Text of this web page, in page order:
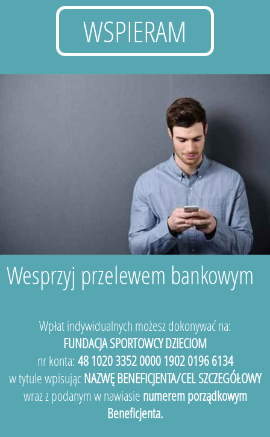
WSPIERAM
Wesprzyj przelewem bankowym
Wpłat indywidualnych możesz dokonywać na:
FUNDACJA SPORTOWCY DZIECIOM
nr konta: 48 1020 3352 0000 1902 0196 6134
w tytule wpisującNAZWĘ BENEFICJENTA/CEL SZCZEGÓŁOWY
wraz z podanym w nawiasie numerem porządkowym
Beneficjenta.